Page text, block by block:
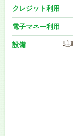
クレジット利用
電子マネー利用
設備 駐